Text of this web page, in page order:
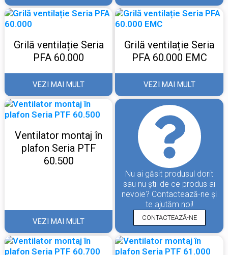
Grilă ventilație Seria
PFA 60.000
VEZI MAI MULT
Grilă ventilație Seria
PFA 60.000 EMC
VEZI MAI MULT
Ventilator montaj în
plafon Seria PTF
60.500
VEZI MAI MULT
Nu ai găsit produsul dorit
sau nu știi de ce produs ai
nevoie? Contactează-ne și
te ajutăm noi!
CONTACTEAZĂ-NE